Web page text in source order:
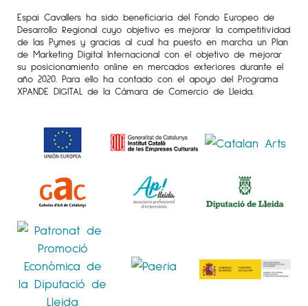
2000
Galeria Art Petritxol.Barcelona
1999
Galeria Pilar Parra.Sanxeno.Galicia
Granero Art Gallery.Bruselas
Galeria Lleonart.Barcelona
1996
Galeria Lleonart.Barcelona
1995
Galeria Lleonart.Barcelona
Espai Cavallers ha sido beneficiaria del Fondo Europeo de
Desarrollo Regional cuyo objetivo es mejorar la competitividad
de las Pymes y gracias al cual ha puesto en marcha un Plan
de Marketing Digital Internacional con el objetivo de mejorar
su posicionamiento online en mercados exteriores durante el
año 2020. Para ello ha contado con el apoyo del Programa
XPANDE DIGITAL de la Cámara de Comercio de Lleida.